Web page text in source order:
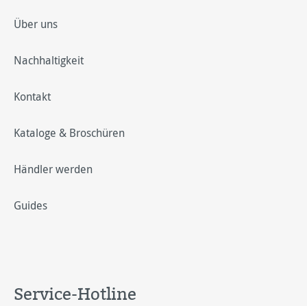
Über uns
Nachhaltigkeit
Kontakt
Kataloge & Broschüren
Händler werden
Guides
Service-Hotline